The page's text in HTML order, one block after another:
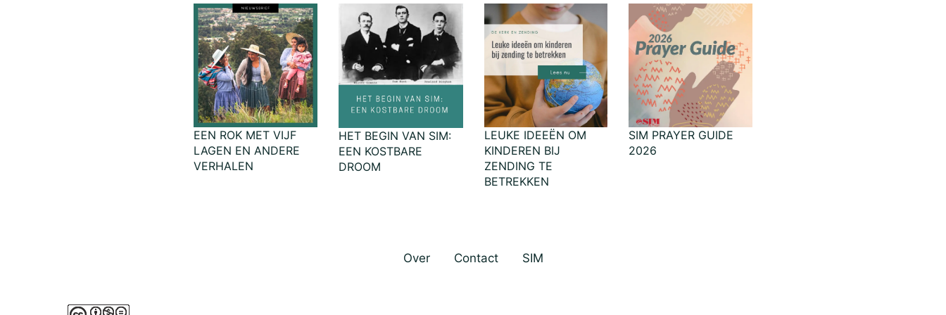
EEN ROK MET VIJF
LAGEN EN ANDERE
VERHALEN
HET BEGIN VAN SIM:
EEN KOSTBARE
DROOM
LEUKE IDEEËN OM
KINDEREN BIJ
ZENDING TE
BETREKKEN
SIM PRAYER GUIDE
2026
Over Contact SIM